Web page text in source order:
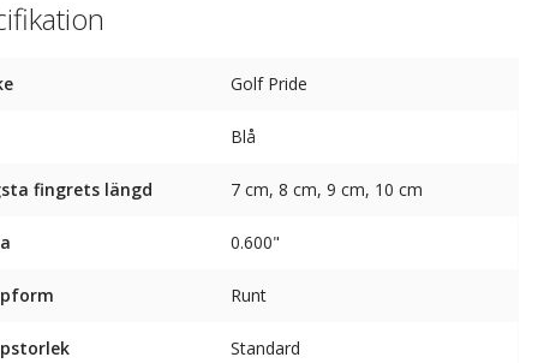
Golf Pride
Blå
fingrets längd 7 cm, 8 cm, 9 cm, 10 cm
0.600"
Runt
Standard